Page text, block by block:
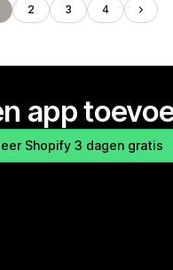
2 3 4
app
Shopify 3 dagen gratis